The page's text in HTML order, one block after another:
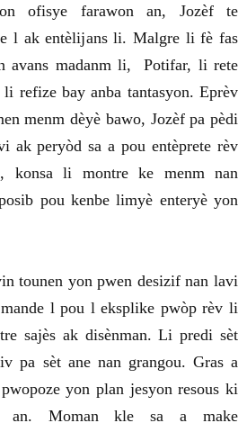
ofisye farawon an, Jozèf te
l ak entèlijans li. Malgre li fè fas
avans madanm li, Potifar, li rete
refize bay anba tantasyon. Eprèv
menm dèyè bawo, Jozèf pa pèdi
ak peryòd sa a pou entèprete rèv
konsa li montre ke menm nan
pou kenbe limyè enteryè yon
tounen yon pwen desizif nan lavi
l pou l eksplike pwòp rèv li
sajès ak disènman. Li predi sèt
pa sèt ane nan grangou. Gras a
yon plan jesyon resous ki
an. Moman kle sa a make